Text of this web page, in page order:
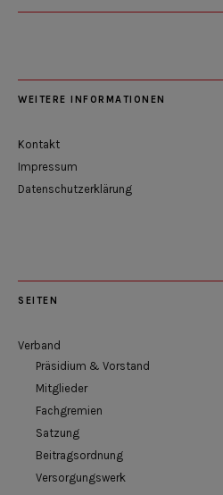
WEITERE INFORMATIONEN
Kontakt
Impressum
Datenschutzerklärung
SEITEN
Verband
Präsidium & Vorstand
Mitglieder
Fachgremien
Satzung
Beitragsordnung
Versorgungswerk